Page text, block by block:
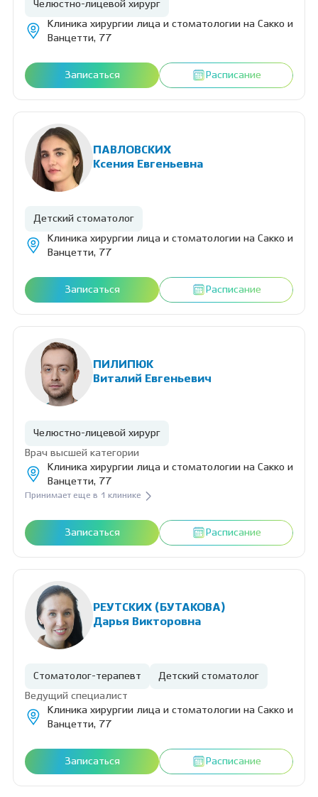
Челюстно-лицевой хирург
Клиника хирургии лица и стоматологии на Сакко и
Ванцетти, 77
Записаться Расписание
ПАВЛОВСКИХ
Ксения Евгеньевна
Детский стоматолог
Клиника хирургии лица и стоматологии на Сакко и
Ванцетти, 77
Записаться Расписание
ПИЛИПЮК
Виталий Евгеньевич
Челюстно-лицевой хирург
Врач высшей категории
Клиника хирургии лица и стоматологии на Сакко и
Ванцетти, 77
Принимает еще в 1 клинике
Записаться Расписание
РЕУТСКИХ (БУТАКОВА)
Дарья Викторовна
Стоматолог-терапевт
Детский стоматолог
Ведущий специалист
Клиника хирургии лица и стоматологии на Сакко и
Ванцетти, 77
Записаться Расписание